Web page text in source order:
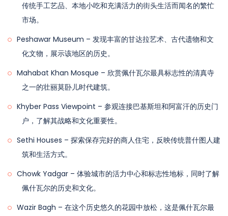
代文物，突显了该地区的历史。接下来，在瓦齐尔花园放松
身心，这是佩什瓦尔最古老的花园之一，展现了莫卧儿和殖
民地的影响，拥有美丽的绿意和喷泉。
随后，享受前往开伯尔山口观景点的风景驱车之旅，这是连
接巴基斯坦和阿富汗的历史门户。了解其战略重要性，并捕
捉壮观的山景。品尝传统的普什图风味，享用当地午餐，特
色菜肴包括查普利烤肉和卡布利米饭。在离开之前，探索当
地市场，寻找纪念品和手工艺品，完成您沉浸式的佩什瓦尔
旅程。我们的服务在今晚结束。
传统手工艺品、本地小吃和充满活力的街头生活而闻名的繁忙
市场。
Peshawar Museum – 发现丰富的甘达拉艺术、古代遗物和文
化文物，展示该地区的历史。
Mahabat Khan Mosque – 欣赏佩什瓦尔最具标志性的清真寺
之一的壮丽莫卧儿时代建筑。
Khyber Pass Viewpoint – 参观连接巴基斯坦和阿富汗的历史门
户，了解其战略和文化重要性。
Sethi Houses – 探索保存完好的商人住宅，反映传统普什图人建
筑和生活方式。
Chowk Yadgar – 体验城市的活力中心和标志性地标，同时了解
佩什瓦尔的历史和文化。
Wazir Bagh – 在这个历史悠久的花园中放松，这是佩什瓦尔最